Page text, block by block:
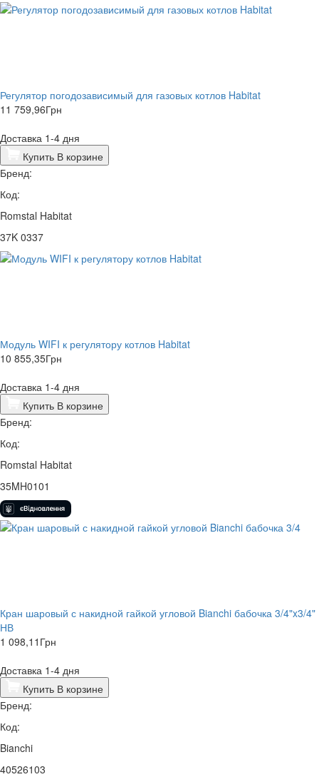
Регулятор погодозависимый для газовых котлов Habitat
11 759,96Грн
Доставка 1-4 дня
Купить В корзине
Бренд:
Код:
Romstal Habitat
37K 0337
Модуль WIFI к регулятору котлов Habitat
10 855,35Грн
Доставка 1-4 дня
Купить В корзине
Бренд:
Код:
Romstal Habitat
35MH0101
Кран шаровый с накидной гайкой угловой Bianchi бабочка 3/4"x3/4"
НВ
1 098,11 Грн
Доставка 1-4 дня
Купить В корзине
Бренд:
Код:
Bianchi
40526103